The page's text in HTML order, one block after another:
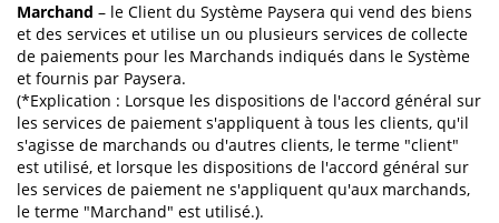
Marchand – le Client du Système Paysera qui vend des biens
et des services et utilise un ou plusieurs services de collecte
de paiements pour les Marchands indiqués dans le Système
et fournis par Paysera.
(*Explication : Lorsque les dispositions de l'accord général sur
les services de paiement s'appliquent à tous les clients, qu'il
s'agisse de marchands ou d'autres clients, le terme "client"
est utilisé, et lorsque les dispositions de l'accord général sur
les services de paiement ne s'appliquent qu'aux marchands,
le terme "Marchand" est utilisé.).